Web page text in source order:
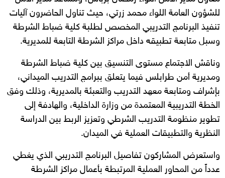
للشؤون العامة اللواء محمد زرتي، حيث تناول الحاضرون آليات
تنفيذ البرنامج التدريبي المخصص لطلبة كلية ضباط الشرطة
وسبل متابعة تطبيقه داخل مراكز الشرطة التابعة للمديرية.
وناقش الاجتماع مستوى التنسيق بين كلية ضباط الشرطة
ومديرية أمن طرابلس فيما يتعلق ببرامج التدريب الميداني،
بإشراف ومتابعة معهد التدريب والتعبئة بالمديرية، وذلك وفق
الخطة التدريبية المعتمدة من وزارة الداخلية، والهادفة إلى
تطوير منظومة التدريب الشرطي وتعزيز الربط بين الدراسة
النظرية والتطبيقات العملية في الميدان.
واستعرض المشاركون تفاصيل البرنامج التدريبي الذي يغطي
عدداً من المحاور العملية المرتبطة بأعمال مراكز الشرطة